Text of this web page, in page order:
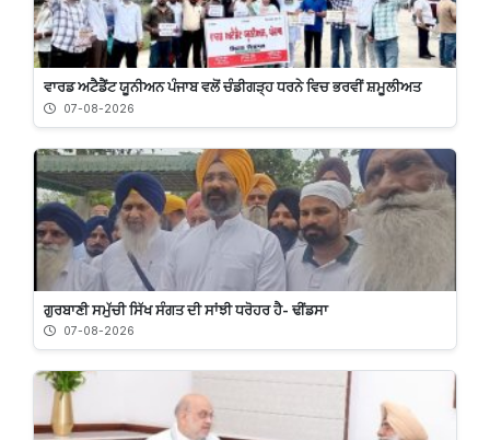
ਵਾਰਡ ਅਟੈਡੈਂਟ ਯੂਨੀਅਨ ਪੰਜਾਬ ਵਲੋਂ ਚੰਡੀਗੜ੍ਹ ਧਰਨੇ ਵਿਚ ਭਰਵੀਂ ਸ਼ਮੂਲੀਅਤ
07-08-2026
ਗੁਰਬਾਣੀ ਸਮੁੱਚੀ ਸਿੱਖ ਸੰਗਤ ਦੀ ਸਾਂਝੀ ਧਰੋਹਰ ਹੈ- ਢੀਂਡਸਾ
07-08-2026